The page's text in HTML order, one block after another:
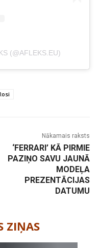
(@AFLEKS.EU)
Nākamais raksts
‘FERRARI’ KĀ PIRMIE
PAZIŅO SAVU JAUNĀ
MODEĻA
PREZENTĀCIJAS
DATUMU
ZIŅAS